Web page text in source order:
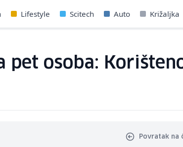
Lifestyle Scitech Auto Križaljka
pet osoba:
Povratak na